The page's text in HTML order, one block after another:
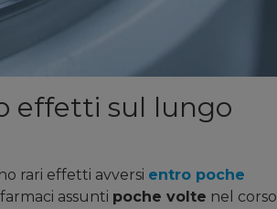
effetti sul lungo
rari effetti avversi entro poche
assunti poche volte nel corso